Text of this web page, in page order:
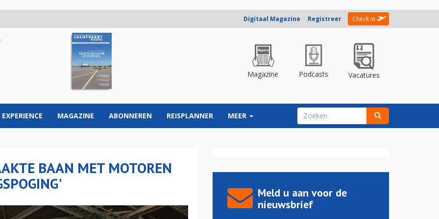
Digitaal Magazine Registreer Check in
Magazine Podcasts Vacatures
EXPERIENCE MAGAZINE ABONNEREN REISPLANNER MEER ZOEKVELD
BAAN MET MOTOREN
Meld u aan voor de
nieuwsbrief